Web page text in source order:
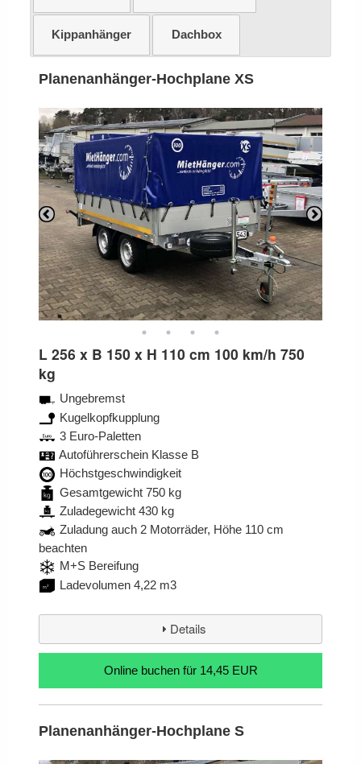
Kippanhänger Dachbox
Planenanhänger-Hochplane XS
Previous
L 256 x B 150 x H 110 cm 100 km/h 750
kg
Ungebremst
Kugelkopfkupplung
3 Euro-Paletten
Autoführerschein Klasse B
Höchstgeschwindigkeit
Gesamtgewicht 750 kg
Zuladegewicht 430 kg
Zuladung auch 2 Motorräder, Höhe 110 cm
beachten
M+S Bereifung
Ladevolumen 4,22 m3
Details
für 14,45 EUR
Planenanhänger-Hochplane S